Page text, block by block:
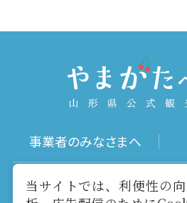
事業者のみなさまへ
写真ダウンロード
当サイトでは、利便性の